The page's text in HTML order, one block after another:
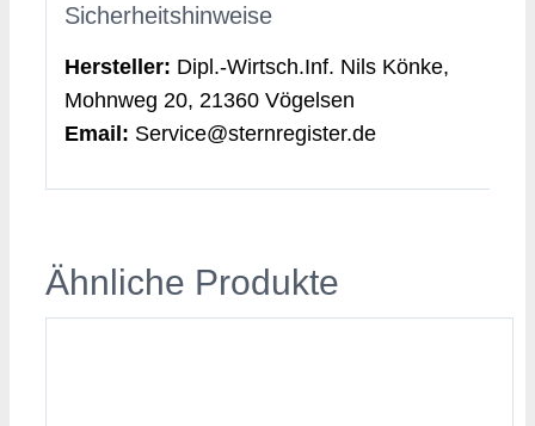
Sicherheitshinweise
Hersteller: Dipl.-Wirtsch.Inf. Nils Könke,
Mohnweg 20, 21360 Vögelsen
Email: Service@sternregister.de
Ähnliche Produkte